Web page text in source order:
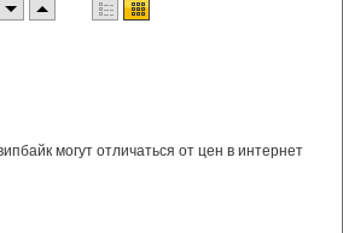
могут отличаться от цен в интернет